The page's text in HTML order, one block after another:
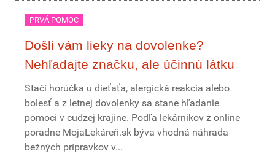
PRVÁ POMOC
Došli vám lieky na dovolenke?
Nehľadajte značku, ale účinnú látku
Stačí horúčka u dieťaťa, alergická reakcia alebo
bolesť a z letnej dovolenky sa stane hľadanie
pomoci v cudzej krajine. Podľa lekárnikov z online
poradne MojaLekáreň.sk býva vhodná náhrada
bežných prípravkov v...